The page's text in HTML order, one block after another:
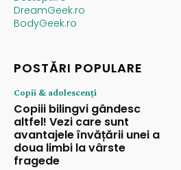
DreamGeek.ro
BodyGeek.ro
POSTĂRI POPULARE
Copii & adolescenți
Copiii bilingvi gândesc
altfel! Vezi care sunt
avantajele învățării unei a
doua limbi la vârste
fragede